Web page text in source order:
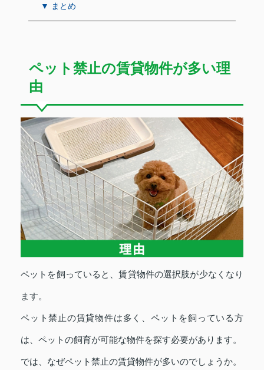
▼ まとめ
ペット禁止の賃貸物件が多い理
由
ペットを飼っていると、賃貸物件の選択肢が少なくなり
ます。
ペット禁止の賃貸物件は多く、ペットを飼っている方
は、ペットの飼育が可能な物件を探す必要があります。
では、なぜペット禁止の賃貸物件が多いのでしょうか。